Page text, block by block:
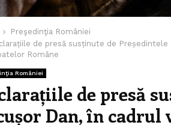
Preşedinţia României
de presă susținute de
Române
României
de presă
Dan, în